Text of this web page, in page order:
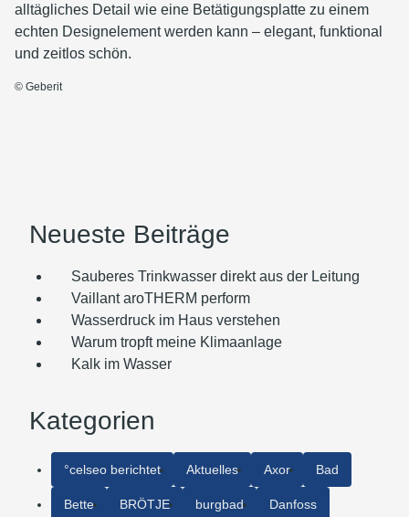
alltägliches Detail wie eine Betätigungsplatte zu einem
echten Designelement werden kann – elegant, funktional
und zeitlos schön.
© Geberit
Neueste Beiträge
Sauberes Trinkwasser direkt aus der Leitung
Vaillant aroTHERM perform
Wasserdruck im Haus verstehen
Warum tropft meine Klimaanlage
Kalk im Wasser
Kategorien
°celseo berichtet Aktuelles Axor Bad
Bette BRÖTJE burgbad Danfoss